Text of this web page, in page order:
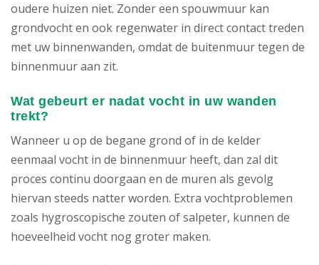
oudere huizen niet. Zonder een spouwmuur kan
grondvocht en ook regenwater in direct contact treden
met uw binnenwanden, omdat de buitenmuur tegen de
binnenmuur aan zit.
Wat gebeurt er nadat vocht in uw wanden
trekt?
Wanneer u op de begane grond of in de kelder
eenmaal vocht in de binnenmuur heeft, dan zal dit
proces continu doorgaan en de muren als gevolg
hiervan steeds natter worden. Extra vochtproblemen
zoals hygroscopische zouten of salpeter, kunnen de
hoeveelheid vocht nog groter maken.